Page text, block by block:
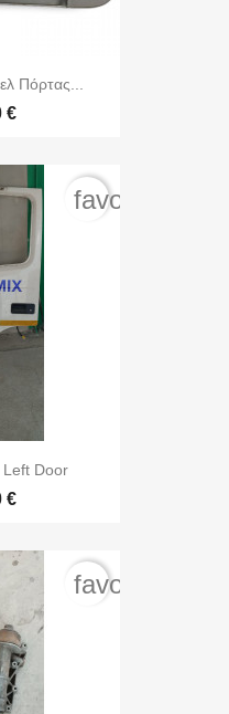
Πόρτας...
€
Left Door
€